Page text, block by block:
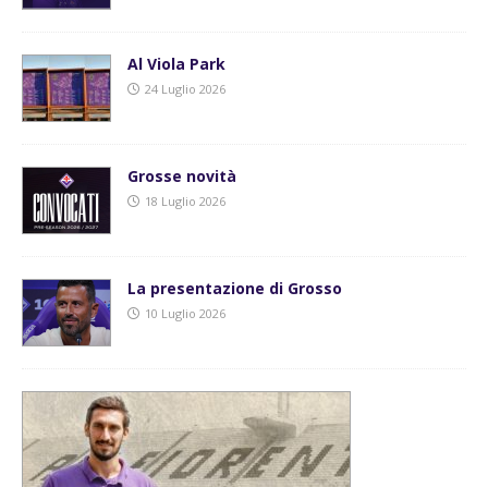
Al Viola Park
24 Luglio 2026
Grosse novità
18 Luglio 2026
La presentazione di Grosso
10 Luglio 2026